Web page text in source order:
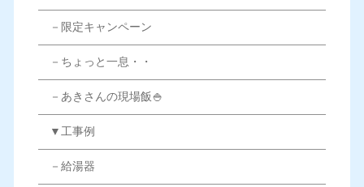
－限定キャンペーン
－ちょっと一息・・
－あきさんの現場飯🍚
▼工事例
－給湯器